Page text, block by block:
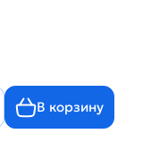
В корзину